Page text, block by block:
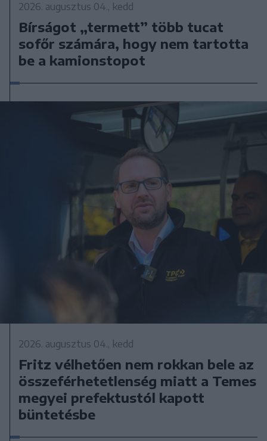
2026. augusztus 04., kedd
Bírságot „termett” több tucat
sofőr számára, hogy nem tartotta
be a kamionstopot
2026. augusztus 04., kedd
Fritz vélhetően nem rokkan bele az
összeférhetetlenség miatt a Temes
megyei prefektustól kapott
büntetésbe